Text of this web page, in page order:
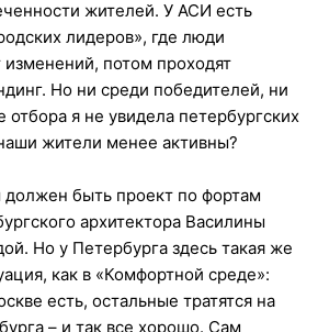
жителей. У АСИ есть
лидеров», где люди
изменений, потом проходят
Но ни среди победителей, ни
отбора я не увидела петербургских
жители менее активны?
быть проект по фортам
архитектора Василины
Но у Петербурга здесь такая же
как в «Комфортной среде»:
есть, остальные тратятся на
– и так все хорошо. Сам